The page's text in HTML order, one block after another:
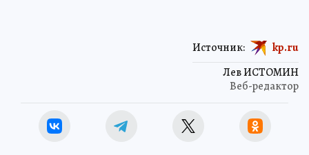
Лев ИСТОМИН
Веб-редактор
Источник: kp.ru